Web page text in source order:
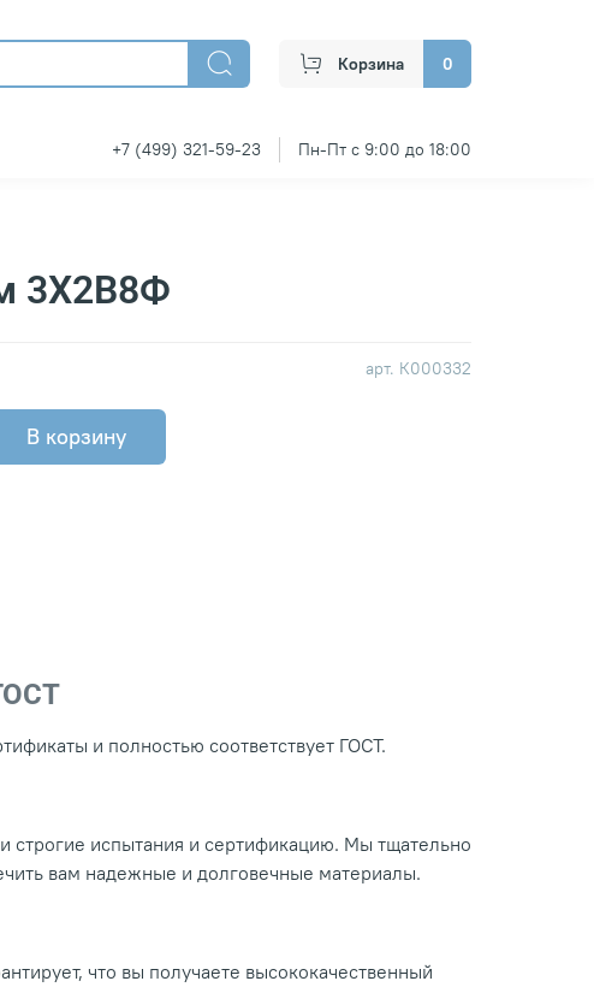
Корзина 0
+7 (499) 321-59-23 Пн-Пт с 9:00 до 18:00
арт. К000332
3Х2В8Ф
В корзину
и полностью соответствует ГОСТ.
строгие испытания и сертификацию. Мы тщательно
вам надежные и долговечные материалы.
что вы получаете высококачественный